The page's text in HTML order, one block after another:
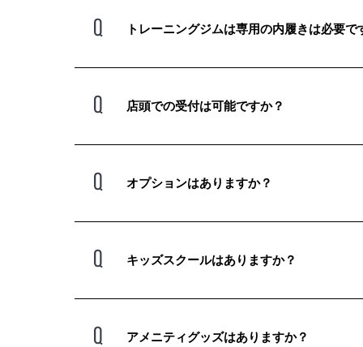
トレーニングジムは専用の内履きは必要で
店頭での受付は可能ですか？
オプションはありますか？
キッズスクールはありますか？
アメニティグッズはありますか？